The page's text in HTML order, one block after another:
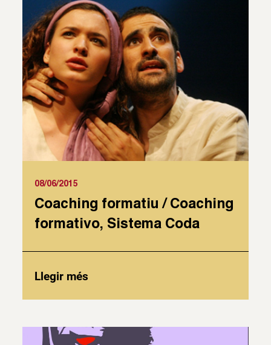
08/06/2015
Coaching formatiu / Coaching
formativo, Sistema Coda
Llegir més